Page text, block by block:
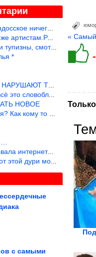
и не стыдно такую фигн
сценаристы вы где или к
невозможно.
*
БЕЗОПАСНОСТИ
можно было уложить в 1 мин
НОВОЕ
больно? Не смешно.
рекламы выводи
можно ржать до слёз.
безобидным. 7
с самыми
«